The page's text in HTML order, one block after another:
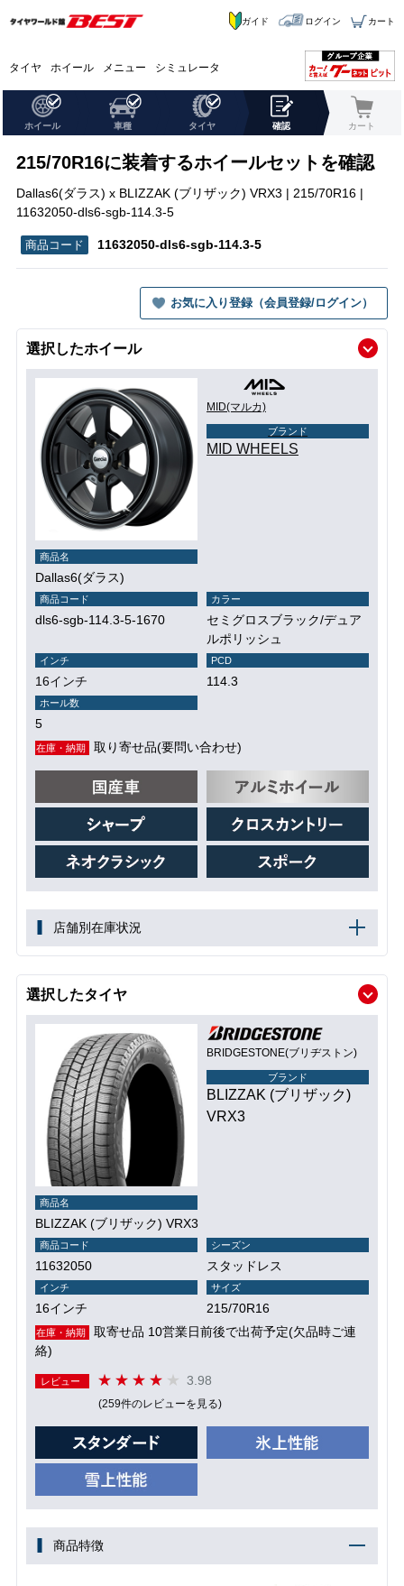
タイヤ ホイール メニュー シミュレータ
ガイド ログイン カート
ホイール 車種 タイヤ 確認 カート
215/70R16に装着するホイールセットを確認
Dallas6(ダラス) x BLIZZAK (ブリザック) VRX3 | 215/70R16 |
11632050-dls6-sgb-114.3-5
11632050-dls6-sgb-114.3-5
お気に入り登録（会員登録/ログイン）
選択したホイール
MID(マルカ)
ブランド
MID WHEELS
商品名
Dallas6(ダラス)
商品コード
dls6-sgb-114.3-5-1670
カラー
セミグロスブラック/デュア
ルポリッシュ
インチ
16インチ
PCD
114.3
ホール数
5
在庫・納期 取り寄せ品(要問い合わせ)
店舗別在庫状況
選択したタイヤ
BRIDGESTONE(ブリヂストン)
ブランド
BLIZZAK (ブリザック)
VRX3
商品名
BLIZZAK (ブリザック) VRX3
商品コード
11632050
シーズン
スタッドレス
インチ
16インチ
サイズ
215/70R16
在庫・納期
取寄せ品 10営業日前後で出荷予定(欠品時ご連
絡)
レビュー 3.98
(259件のレビューを見る)
商品特徴